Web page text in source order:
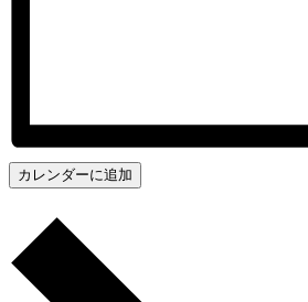
カレンダーに追加